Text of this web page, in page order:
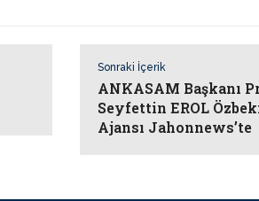
Sonraki İçerik
ANKASAM Başkanı
Seyfettin EROL
Ajansı Jahonnews’te